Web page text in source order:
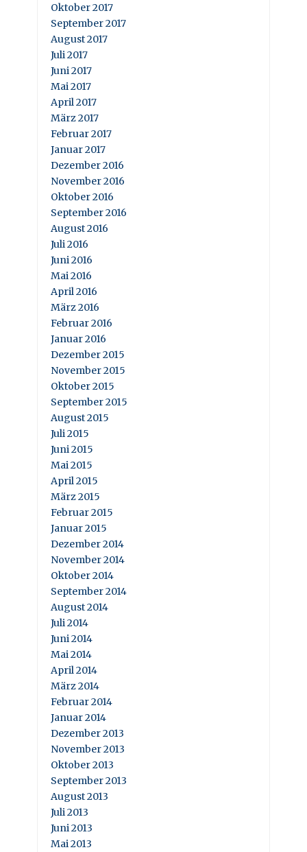
Oktober 2017
September 2017
August 2017
Juli 2017
Juni 2017
Mai 2017
April 2017
März 2017
Februar 2017
Januar 2017
Dezember 2016
November 2016
Oktober 2016
September 2016
August 2016
Juli 2016
Juni 2016
Mai 2016
April 2016
März 2016
Februar 2016
Januar 2016
Dezember 2015
November 2015
Oktober 2015
September 2015
August 2015
Juli 2015
Juni 2015
Mai 2015
April 2015
März 2015
Februar 2015
Januar 2015
Dezember 2014
November 2014
Oktober 2014
September 2014
August 2014
Juli 2014
Juni 2014
Mai 2014
April 2014
März 2014
Februar 2014
Januar 2014
Dezember 2013
November 2013
Oktober 2013
September 2013
August 2013
Juli 2013
Juni 2013
Mai 2013